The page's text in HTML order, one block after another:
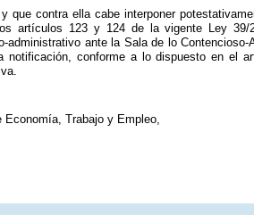
que contra ella cabe interponer
artículos 123 y 124 de la vigente Ley 39/
administrativo ante la Sala de lo
conforme a lo dispuesto en el
Economía, Trabajo y Empleo,